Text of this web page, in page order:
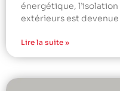
énergétique,
extérieurs est devenue
Lire la suite »